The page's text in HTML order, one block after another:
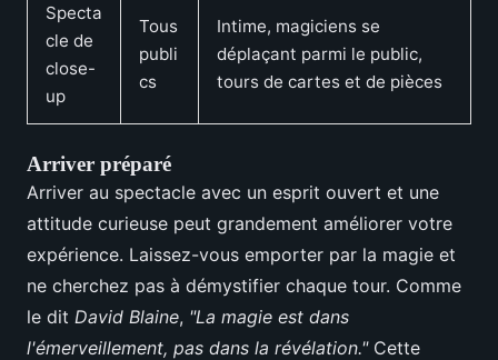
Specta
cle de
close-
up
Tous
publi
cs
Intime, magiciens se
déplaçant parmi le public,
tours de cartes et de pièces
Arriver préparé
Arriver au spectacle avec un esprit ouvert et une
attitude curieuse peut grandement améliorer votre
expérience. Laissez-vous emporter par la magie et
ne cherchez pas à démystifier chaque tour. Comme
le dit David Blaine, "La magie est dans
l'émerveillement, pas dans la révélation."Cette